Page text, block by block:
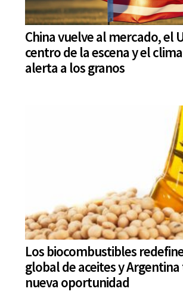
China vuelve al mercado, el
centro de la escena y el
alerta a los granos
Los biocombustibles
global de aceites y
nueva oportunidad